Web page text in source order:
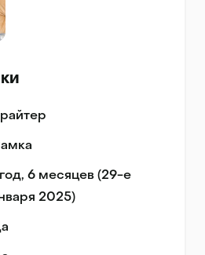
6 месяцев (29-е
2025)